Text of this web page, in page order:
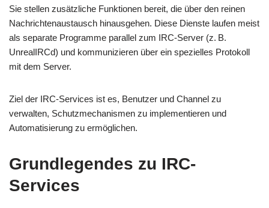
Sie stellen zusätzliche Funktionen bereit, die über den reinen
Nachrichtenaustausch hinausgehen. Diese Dienste laufen meist
als separate Programme parallel zum IRC-Server (z. B.
UnrealIRCd) und kommunizieren über ein spezielles Protokoll
mit dem Server.
Ziel der IRC-Services ist es, Benutzer und Channel zu
verwalten, Schutzmechanismen zu implementieren und
Automatisierung zu ermöglichen.
Grundlegendes zu IRC-
Services